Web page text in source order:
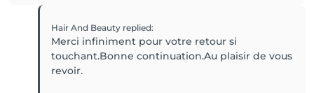
Hair And Beauty replied:
Merci infiniment pour votre retour si
touchant.Bonne continuation.Au plaisir de vous
revoir.